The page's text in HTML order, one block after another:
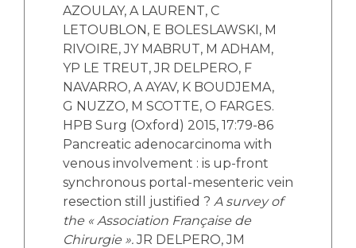
AZOULAY, A LAURENT, C
LETOUBLON, E BOLESLAWSKI, M
RIVOIRE, JY MABRUT, M ADHAM,
YP LE TREUT, JR DELPERO, F
NAVARRO, A AYAV, K BOUDJEMA,
G NUZZO, M SCOTTE, O FARGES.
HPB Surg (Oxford) 2015, 17:79-86
Pancreatic adenocarcinoma with
venous involvement : is up-front
synchronous portal-mesenteric vein
resection still justified ? A survey of
the « Association Française de
Chirurgie ».JR DELPERO, JM